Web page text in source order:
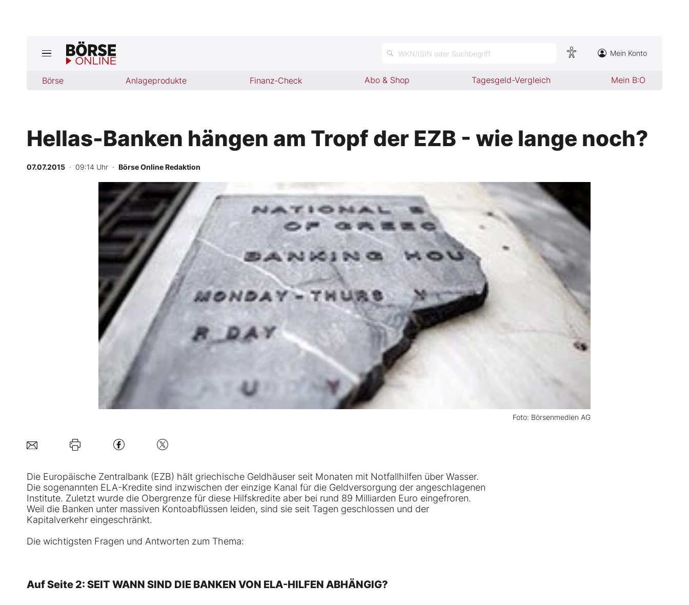
WKN/ISIN oder Suchbegriff Mein Konto
Börse Anlageprodukte Finanz-Check Abo & Shop Tagesgeld-Vergleich Mein B:O
Jetzt aktuelle Ausgabe BÖRSE ONLINE lesen
Anlageprodukte
Finanz-Check
Abo & Shop
BO-Musterdepots
Experten
Mein Konto
Folgen Sie uns
Hellas-Banken hängen am Tropf der EZB - wie lange noch?
07.07.2015 · 09:14 Uhr · Börse Online Redaktion
Foto: Börsenmedien AG
Die Europäische Zentralbank (EZB) hält griechische Geldhäuser seit Monaten mit Notfallhilfen über Wasser.
Die sogenannten ELA-Kredite sind inzwischen der einzige Kanal für die Geldversorgung der angeschlagenen
Institute. Zuletzt wurde die Obergrenze für diese Hilfskredite aber bei rund 89 Milliarden Euro eingefroren.
Weil die Banken unter massiven Kontoabflüssen leiden, sind sie seit Tagen geschlossen und der
Kapitalverkehr eingeschränkt.
Die wichtigsten Fragen und Antworten zum Thema:
Auf Seite 2: SEIT WANN SIND DIE BANKEN VON ELA-HILFEN ABHÄNGIG?